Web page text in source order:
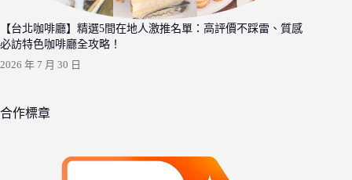
【台北咖啡廳】精選5間在地人激推名單：高評價不踩雷、質感
必訪特色咖啡廳全攻略！
2026 年 7 月 30 日
合作標章